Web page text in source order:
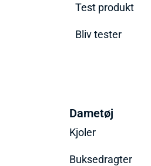
Test produkt
Bliv tester
Dametøj
Kjoler
Buksedragter